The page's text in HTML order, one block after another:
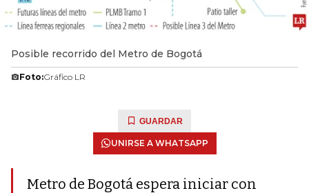
Posible recorrido del Metro de Bogotá
Foto:Gráfico LR
GUARDAR
UNIRSE A WHATSAPP
Metro de Bogotá espera iniciar con